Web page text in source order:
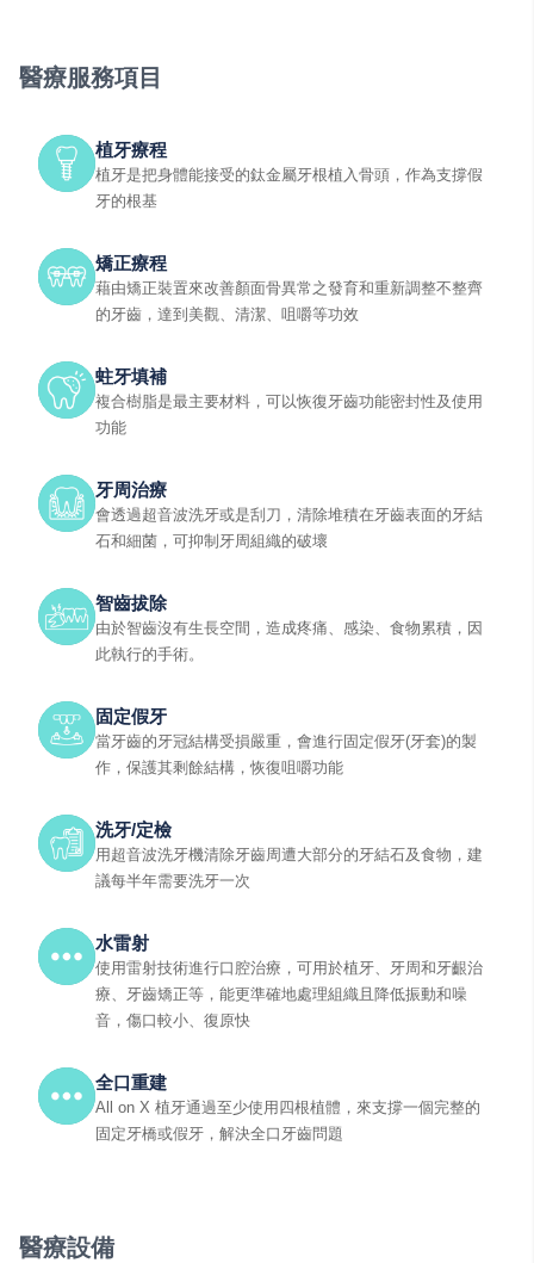
醫療服務項目
植牙療程
植牙是把身體能接受的鈦金屬牙根植入骨頭，作為支撐假
牙的根基
矯正療程
藉由矯正裝置來改善顏面骨異常之發育和重新調整不整齊
的牙齒，達到美觀、清潔、咀嚼等功效
蛀牙填補
複合樹脂是最主要材料，可以恢復牙齒功能密封性及使用
功能
牙周治療
會透過超音波洗牙或是刮刀，清除堆積在牙齒表面的牙結
石和細菌，可抑制牙周組織的破壞
智齒拔除
由於智齒沒有生長空間，造成疼痛、感染、食物累積，因
此執行的手術。
固定假牙
當牙齒的牙冠結構受損嚴重，會進行固定假牙(牙套)的製
作，保護其剩餘結構，恢復咀嚼功能
洗牙/定檢
用超音波洗牙機清除牙齒周遭大部分的牙結石及食物，建
議每半年需要洗牙一次
水雷射
使用雷射技術進行口腔治療，可用於植牙、牙周和牙齦治
療、牙齒矯正等，能更準確地處理組織且降低振動和噪
音，傷口較小、復原快
全口重建
All on X 植牙通過至少使用四根植體，來支撐一個完整的
固定牙橋或假牙，解決全口牙齒問題
醫療設備